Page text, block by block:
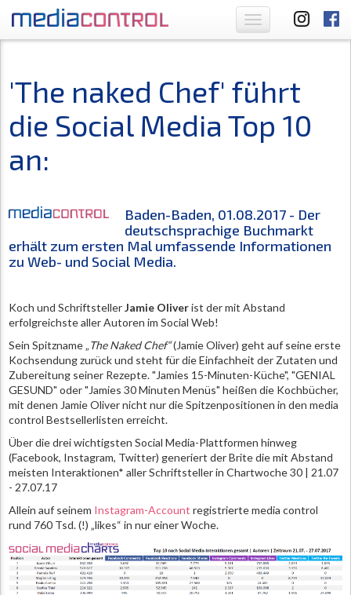
Toggle
navigation
'The naked Chef' führt
die Social Media Top 10
an:
Baden-Baden, 01.08.2017 - Der
deutschsprachige Buchmarkt
erhält zum ersten Mal umfassende Informationen
zu Web- und Social Media.
Koch und SchriftstellerJamie Oliverist der mit Abstand
erfolgreichste aller Autoren im Social Web!
Sein Spitzname „The Naked Chef“(Jamie Oliver) geht auf seine erste
Kochsendung zurück und steht für die Einfachheit der Zutaten und
Zubereitung seiner Rezepte. "Jamies 15-Minuten-Küche", "GENIAL
GESUND" oder "Jamies 30 Minuten Menüs" heißen die Kochbücher,
mit denen Jamie Oliver nicht nur die Spitzenpositionen in den media
control Bestsellerlisten erreicht.
Über die drei wichtigsten Social Media-Plattformen hinweg
(Facebook, Instagram, Twitter) generiert der Brite die mit Abstand
meisten Interaktionen* aller Schriftsteller in Chartwoche 30 | 21.07
- 27.07.17
Allein auf seinem Instagram-Account registrierte media control
rund 760 Tsd. (!) „likes“ in nur einer Woche.